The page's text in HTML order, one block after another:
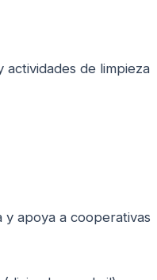
de limpieza
apoya a cooperativas